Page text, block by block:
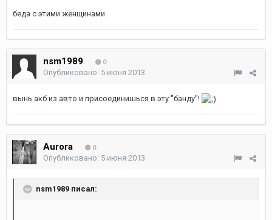
беда с этими женщинами
nsm1989 0
Опубликовано: 5 июня 2013
вынь акб из авто и присоединишься в эту "банду"!
Aurora 0
Опубликовано: 5 июня 2013
nsm1989 писал: